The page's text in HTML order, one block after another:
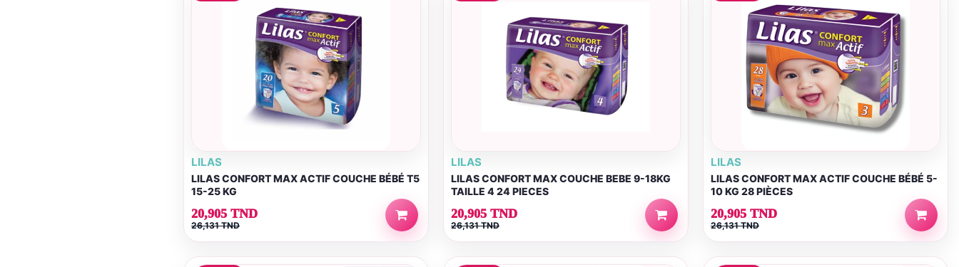
LILAS
LILAS CONFORT MAX ACTIF COUCHE BÉBÉ T5
15-25 KG
20,905 TND
26,131 TND
LILAS
LILAS CONFORT MAX COUCHE BEBE 9-18KG
TAILLE 4 24 PIECES
20,905 TND
26,131 TND
LILAS
LILAS CONFORT MAX ACTIF COUCHE BÉBÉ 5-
10 KG 28 PIÈCES
20,905 TND
26,131 TND